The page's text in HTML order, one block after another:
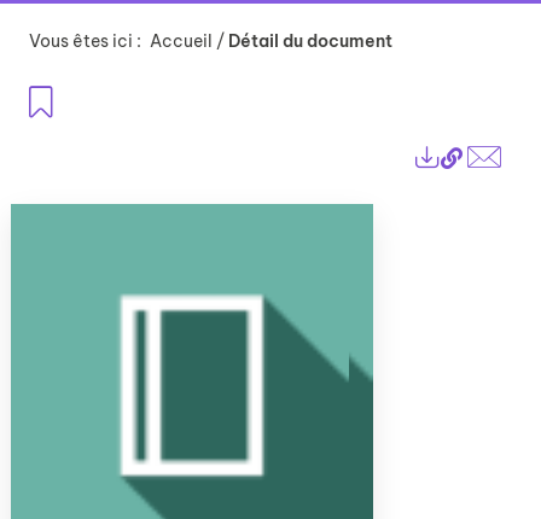
Vous êtes ici : Accueil / Détail du document
Lien